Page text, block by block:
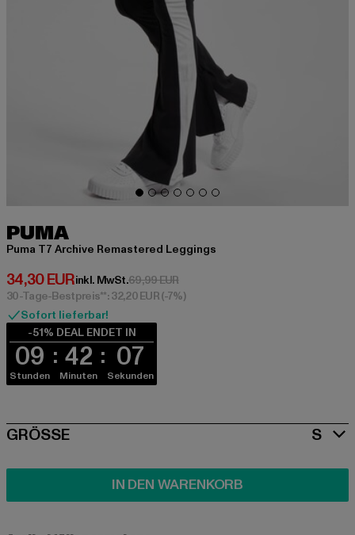
PUMA
Puma T7 Archive Remastered Leggings
34,30 EUR
Derzeitiger Preis: 34,30 EUR
inkl. MwSt.69,99 EURAktionspreis: 69,99 EUR
30-Tage-Bestpreis**: 32,20 EUR(-7%)
Sofort lieferbar!
-51% DEAL ENDET IN
09
Stunden
42
Minuten
06
Sekunden
SIZE
GRÖSSE S
IN DEN WARENKORB